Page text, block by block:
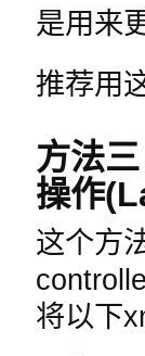
是用来
推荐用
方法
操作
这个方
将以下